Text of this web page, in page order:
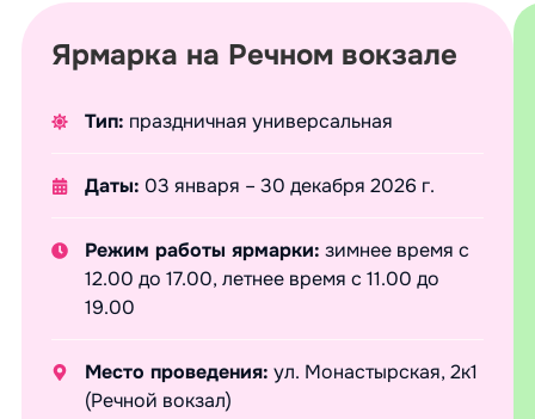
Ярмарка на Речном вокзале
Тип: праздничная универсальная
Даты: 03 января – 30 декабря 2026 г.
Режим работы ярмарки: зимнее время с
12.00 до 17.00, летнее время с 11.00 до
19.00
Место проведения: ул. Монастырская, 2к1
(Речной вокзал)